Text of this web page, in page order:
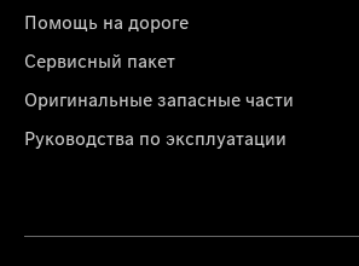
Помощь на дороге
Сервисный пакет
Оригинальные запасные части
Руководства по эксплуатации